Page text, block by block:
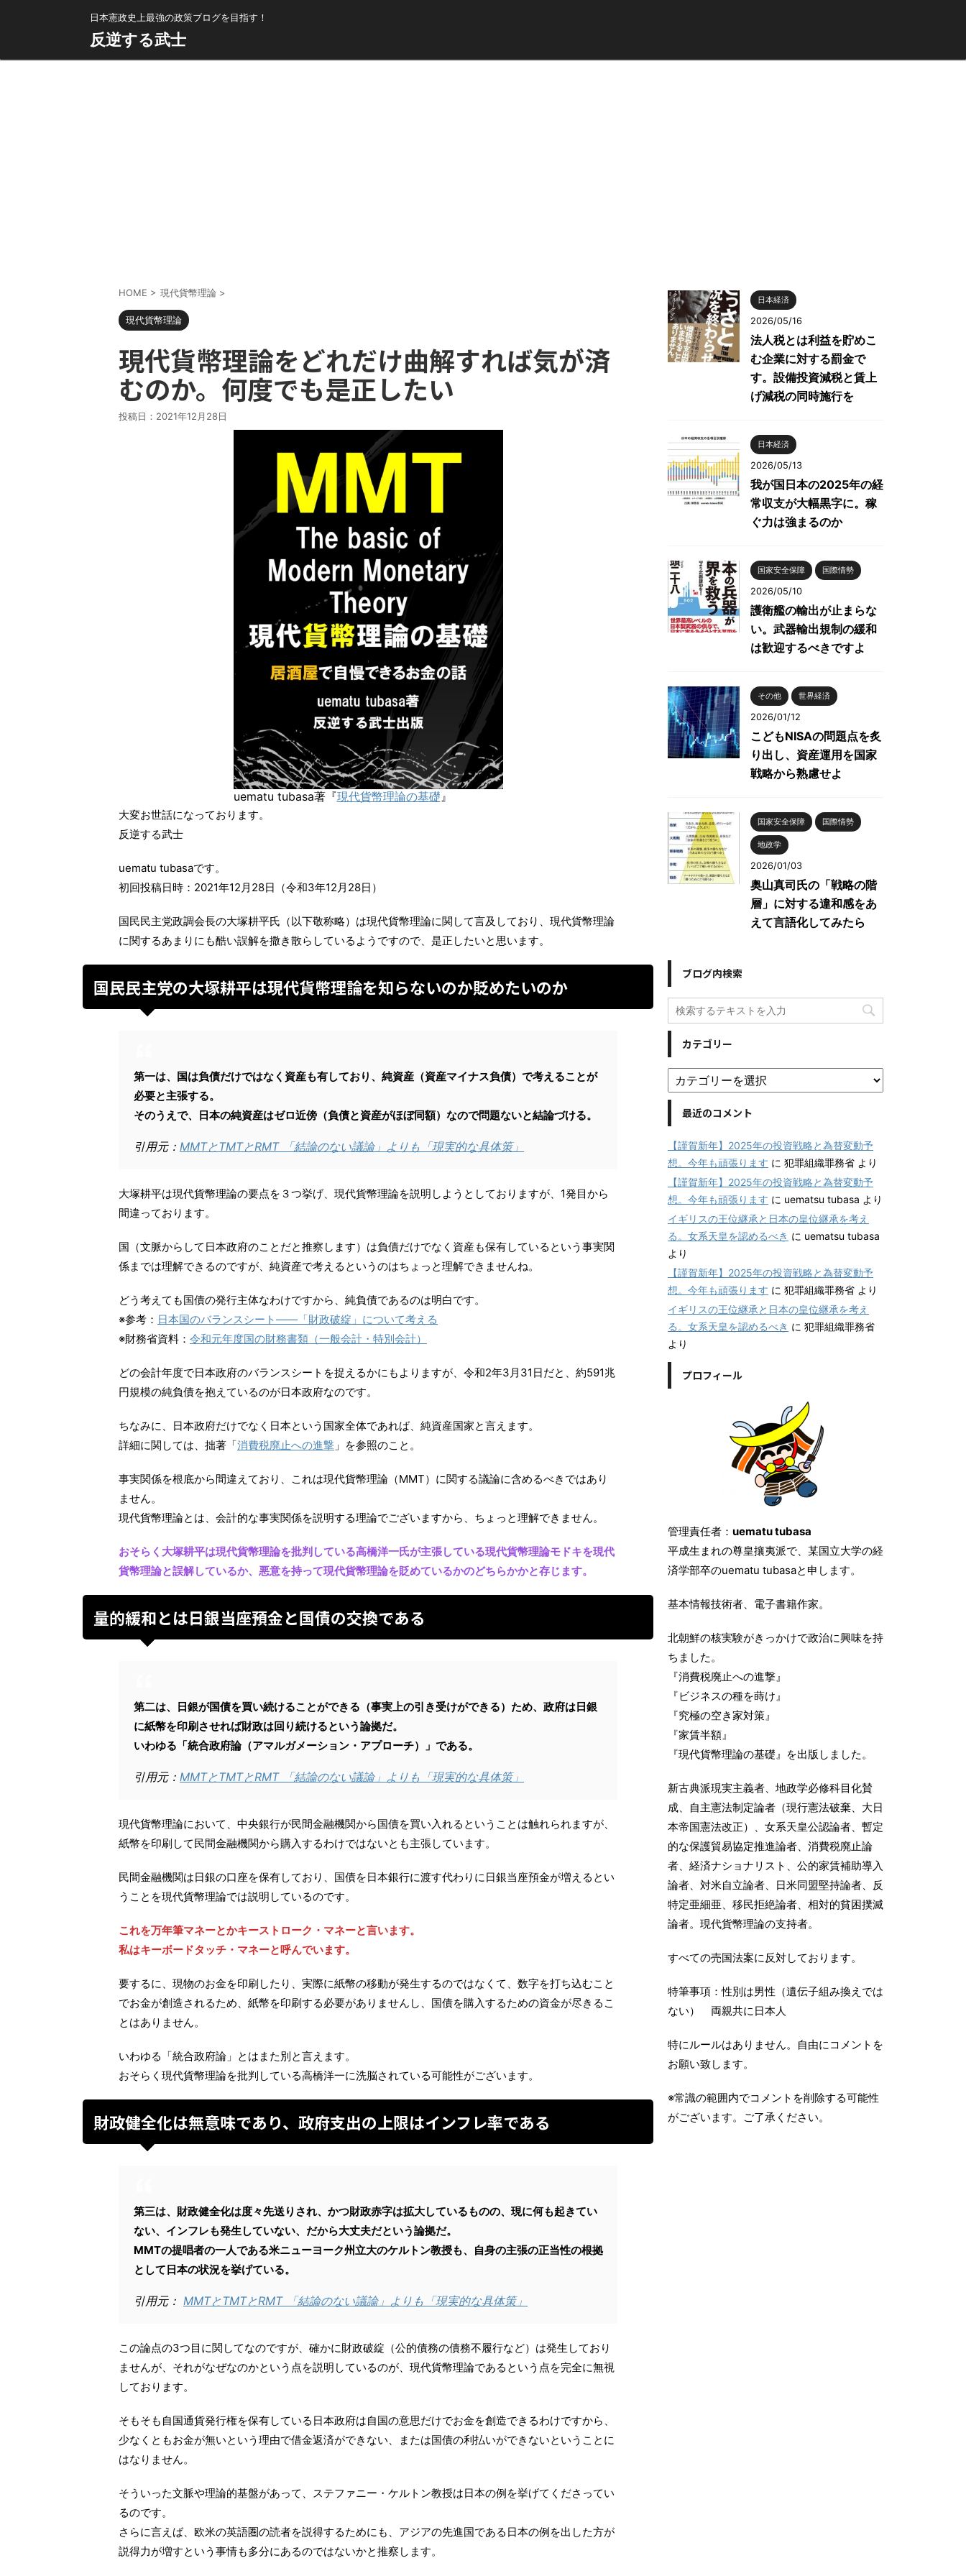
日本憲政史上最強の政策ブログを目指す！
反逆する武士
HOME > 現代貨幣理論 >
現代貨幣理論
現代貨幣理論をどれだけ曲解すれば気が済
むのか。何度でも是正したい
投稿日： 2021年12月28日
uematu tubasa著『現代貨幣理論の基礎』
大変お世話になっております。
反逆する武士
uematu tubasaです。
初回投稿日時：2021年12月28日（令和3年12月28日）
国民民主党政調会長の大塚耕平氏（以下敬称略）は現代貨幣理論に関して言及しており、現代貨幣理論
に関するあまりにも酷い誤解を撒き散らしているようですので、是正したいと思います。
国民民主党の大塚耕平は現代貨幣理論を知らないのか貶めたいのか
第一は、国は負債だけではなく資産も有しており、純資産（資産マイナス負債）で考えることが
必要と主張する。
そのうえで、日本の純資産はゼロ近傍（負債と資産がほぼ同額）なので問題ないと結論づける。
引用元： MMTとTMTとRMT 「結論のない議論」よりも「現実的な具体策」
大塚耕平は現代貨幣理論の要点を３つ挙げ、現代貨幣理論を説明しようとしておりますが、1発目から
間違っております。
国（文脈からして日本政府のことだと推察します）は負債だけでなく資産も保有しているという事実関
係までは理解できるのですが、純資産で考えるというのはちょっと理解できませんね。
どう考えても国債の発行主体なわけですから、純負債であるのは明白です。
※参考： 日本国のバランスシート――「財政破綻」について考える
※財務省資料： 令和元年度国の財務書類（一般会計・特別会計）
どの会計年度で日本政府のバランスシートを捉えるかにもよりますが、令和2年3月31日だと、約591兆
円規模の純負債を抱えているのが日本政府なのです。
ちなみに、日本政府だけでなく日本という国家全体であれば、純資産国家と言えます。
詳細に関しては、拙著「消費税廃止への進撃 」を参照のこと。
事実関係を根底から間違えており、これは現代貨幣理論（MMT）に関する議論に含めるべきではあり
ません。
現代貨幣理論とは、会計的な事実関係を説明する理論でございますから、ちょっと理解できません。
おそらく大塚耕平は現代貨幣理論を批判している高橋洋一氏が主張している現代貨幣理論モドキを現代
貨幣理論と誤解しているか、悪意を持って現代貨幣理論を貶めているかのどちらかかと存じます。
量的緩和とは日銀当座預金と国債の交換である
第二は、日銀が国債を買い続けることができる（事実上の引き受けができる）ため、政府は日銀
に紙幣を印刷させれば財政は回り続けるという論拠だ。
いわゆる「統合政府論（アマルガメーション・アプローチ）」である。
引用元： MMTとTMTとRMT 「結論のない議論」よりも「現実的な具体策」
現代貨幣理論において、中央銀行が民間金融機関から国債を買い入れるということは触れられますが、
紙幣を印刷して民間金融機関から購入するわけではないとも主張しています。
民間金融機関は日銀の口座を保有しており、国債を日本銀行に渡す代わりに日銀当座預金が増えるとい
うことを現代貨幣理論では説明しているのです。
これを万年筆マネーとかキーストローク・マネーと言います。
私はキーボードタッチ・マネーと呼んでいます。
要するに、現物のお金を印刷したり、実際に紙幣の移動が発生するのではなくて、数字を打ち込むこと
でお金が創造されるため、紙幣を印刷する必要がありませんし、国債を購入するための資金が尽きるこ
とはありません。
いわゆる「統合政府論」とはまた別と言えます。
おそらく現代貨幣理論を批判している高橋洋一に洗脳されている可能性がございます。
財政健全化は無意味であり、政府支出の上限はインフレ率である
第三は、財政健全化は度々先送りされ、かつ財政赤字は拡大しているものの、現に何も起きてい
ない、インフレも発生していない、だから大丈夫だという論拠だ。
MMTの提唱者の一人である米ニューヨーク州立大のケルトン教授も、自身の主張の正当性の根拠
として日本の状況を挙げている。
引用元： MMTとTMTとRMT 「結論のない議論」よりも「現実的な具体策」
この論点の3つ目に関してなのですが、確かに財政破綻（公的債務の債務不履行など）は発生しており
ませんが、それがなぜなのかという点を説明しているのが、現代貨幣理論であるという点を完全に無視
しております。
そもそも自国通貨発行権を保有している日本政府は自国の意思だけでお金を創造できるわけですから、
少なくともお金が無いという理由で借金返済ができない、または国債の利払いができないということに
はなりません。
そういった文脈や理論的基盤があって、ステファニー・ケルトン教授は日本の例を挙げてくださってい
るのです。
さらに言えば、欧米の英語圏の読者を説得するためにも、アジアの先進国である日本の例を出した方が
説得力が増すという事情も多分にあるのではないかと推察します。
日本経済
2026/05/16
法人税とは利益を貯めこ
む企業に対する罰金で
す。設備投資減税と賃上
げ減税の同時施行を
日本経済
2026/05/13
我が国日本の2025年の経
常収支が大幅黒字に。稼
ぐ力は強まるのか
国家安全保障 国際情勢
2026/05/10
護衛艦の輸出が止まらな
い。武器輸出規制の緩和
は歓迎するべきですよ
その他 世界経済
2026/01/12
こどもNISAの問題点を炙
り出し、資産運用を国家
戦略から熟慮せよ
国家安全保障 国際情勢
地政学
2026/01/03
奥山真司氏の「戦略の階
層」に対する違和感をあ
えて言語化してみたら
ブログ内検索
カテゴリー
最近のコメント
【謹賀新年】2025年の投資戦略と為替変動予
想。今年も頑張ります に 犯罪組織罪務省 より
【謹賀新年】2025年の投資戦略と為替変動予
想。今年も頑張ります に uematsu tubasa より
イギリスの王位継承と日本の皇位継承を考え
る。女系天皇を認めるべき に uematsu tubasa
より
【謹賀新年】2025年の投資戦略と為替変動予
想。今年も頑張ります に 犯罪組織罪務省 より
イギリスの王位継承と日本の皇位継承を考え
る。女系天皇を認めるべき に 犯罪組織罪務省
より
プロフィール
管理責任者： uematu tubasa
平成生まれの尊皇攘夷派で、某国立大学の経
済学部卒のuematu tubasaと申します。
基本情報技術者、電子書籍作家。
北朝鮮の核実験がきっかけで政治に興味を持
ちました。
『消費税廃止への進撃』
『ビジネスの種を蒔け』
『究極の空き家対策』
『家賃半額』
『現代貨幣理論の基礎』を出版しました。
新古典派現実主義者、地政学必修科目化賛
成、自主憲法制定論者（現行憲法破棄、大日
本帝国憲法改正）、女系天皇公認論者、暫定
的な保護貿易協定推進論者、消費税廃止論
者、経済ナショナリスト、公的家賃補助導入
論者、対米自立論者、日米同盟堅持論者、反
特定亜細亜、移民拒絶論者、相対的貧困撲滅
論者。現代貨幣理論の支持者。
すべての売国法案に反対しております。
特筆事項：性別は男性（遺伝子組み換えでは
ない） 両親共に日本人
特にルールはありません。自由にコメントを
お願い致します。
※常識の範囲内でコメントを削除する可能性
がございます。ご了承ください。